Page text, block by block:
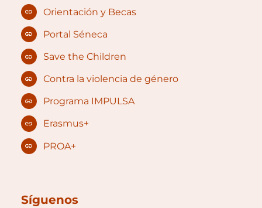
Orientación y Becas
Portal Séneca
Save the Children
Contra la violencia de género
Programa IMPULSA
Erasmus+
PROA+
Síguenos